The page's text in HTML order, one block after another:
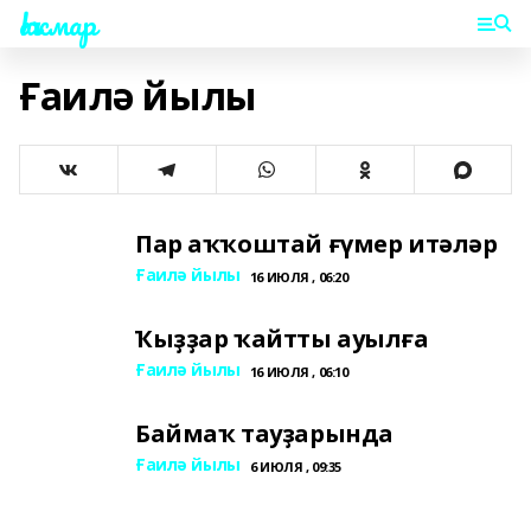
Һаҡмар
Ғаилә йылы
Пар аҡҡоштай ғүмер итәләр
Ғаилә йылы 16 ИЮЛЯ , 06:20
Ҡыҙҙар ҡайтты ауылға
Ғаилә йылы 16 ИЮЛЯ , 06:10
Баймаҡ тауҙарында
Ғаилә йылы 6 ИЮЛЯ , 09:35